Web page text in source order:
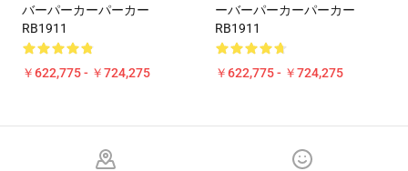
バーパーカーパーカー
RB1911
￥622,775 - ￥724,275
ーバーパーカーパーカー
RB1911
￥622,775 - ￥724,275